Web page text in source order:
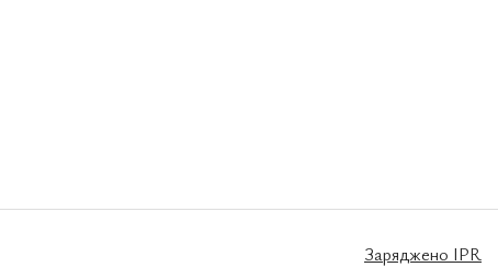
Заряджено IPR